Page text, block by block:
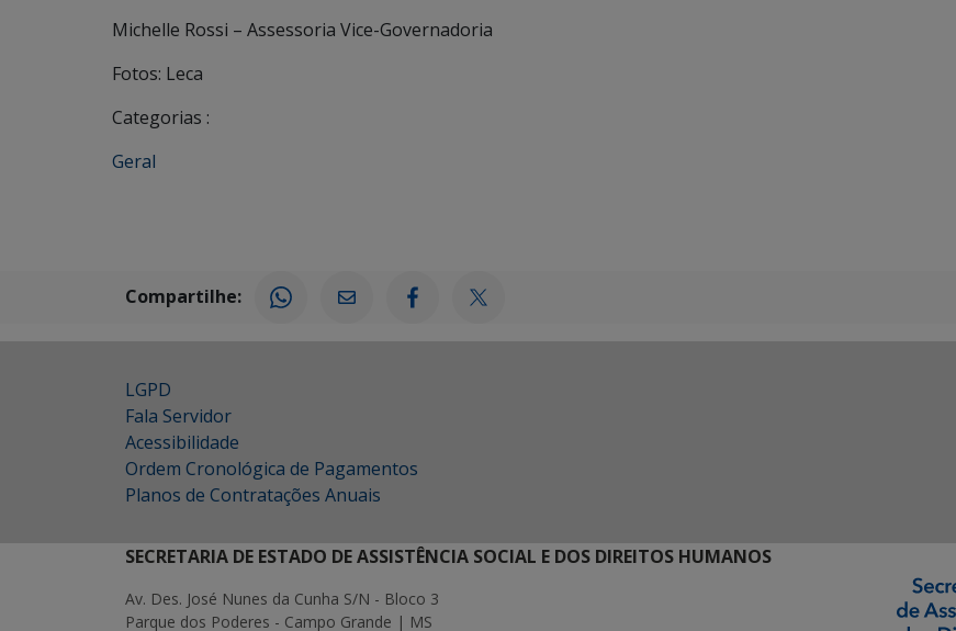
Michelle Rossi – Assessoria Vice-Governadoria
Fotos: Leca
Categorias :
Geral
Compartilhe:
LGPD
Fala Servidor
Acessibilidade
Ordem Cronológica de Pagamentos
Planos de Contratações Anuais
SECRETARIA DE ESTADO DE ASSISTÊNCIA SOCIAL E DOS DIREITOS HUMANOS
Av. Des. José Nunes da Cunha S/N - Bloco 3
Parque dos Poderes - Campo Grande | MS